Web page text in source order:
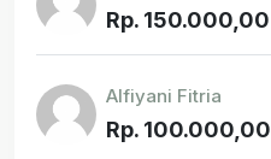
Rp. 150.000,00
Alfiyani Fitria
Rp. 100.000,00